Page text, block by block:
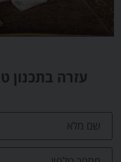
מציאת מלון
פה!
עזרה בתכנון